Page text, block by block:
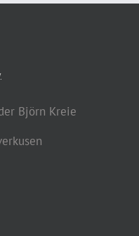
Björn Kreie